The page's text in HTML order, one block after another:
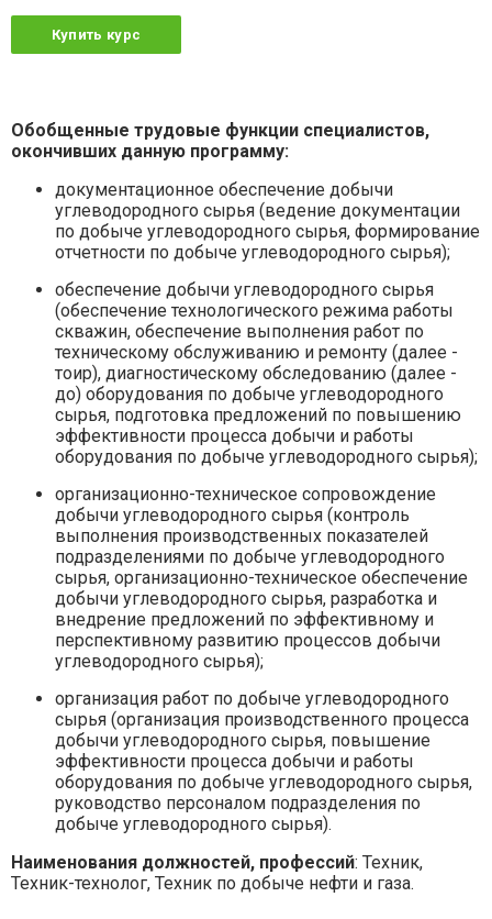
Купить курс
Обобщенные трудовые функции специалистов,
окончивших данную программу:
документационное обеспечение добычи
углеводородного сырья (ведение документации
по добыче углеводородного сырья, формирование
отчетности по добыче углеводородного сырья);
обеспечение добычи углеводородного сырья
(обеспечение технологического режима работы
скважин, обеспечение выполнения работ по
техническому обслуживанию и ремонту (далее -
тоир), диагностическому обследованию (далее -
до) оборудования по добыче углеводородного
сырья, подготовка предложений по повышению
эффективности процесса добычи и работы
оборудования по добыче углеводородного сырья);
организационно-техническое сопровождение
добычи углеводородного сырья (контроль
выполнения производственных показателей
подразделениями по добыче углеводородного
сырья, организационно-техническое обеспечение
добычи углеводородного сырья, разработка и
внедрение предложений по эффективному и
перспективному развитию процессов добычи
углеводородного сырья);
организация работ по добыче углеводородного
сырья (организация производственного процесса
добычи углеводородного сырья, повышение
эффективности процесса добычи и работы
оборудования по добыче углеводородного сырья,
руководство персоналом подразделения по
добыче углеводородного сырья).
Наименования должностей, профессий: Техник,
Техник-технолог, Техник по добыче нефти и газа.